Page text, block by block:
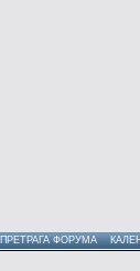
ПРЕТРАГА ФОРУМА